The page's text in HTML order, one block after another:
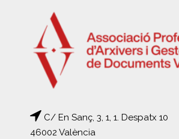
C/ En Sanç, 3, 1, 1. Despatx 10
46002 València